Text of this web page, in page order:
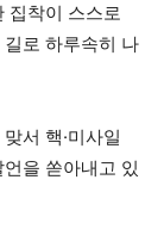
집착이 스스로
로 하루속히 나
서 핵·미사일
을 쏟아내고 있